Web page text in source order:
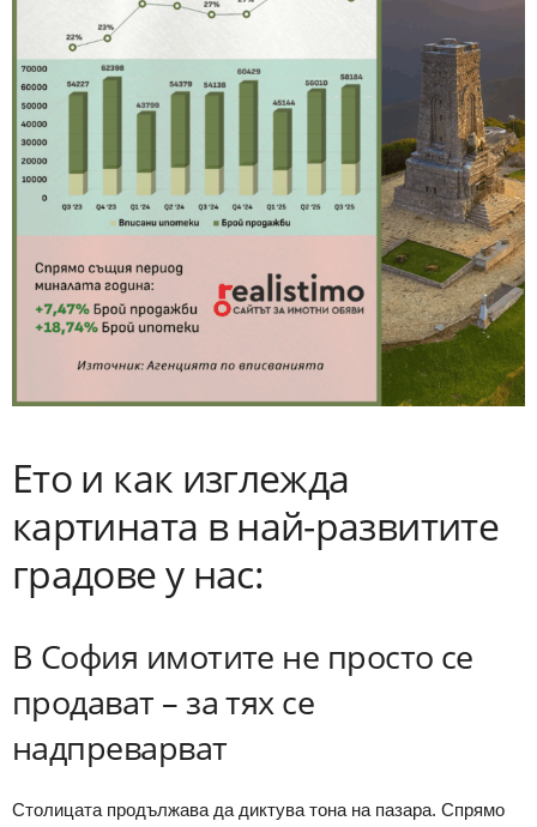
Ето и как изглежда
картината в най-развитите
градове у нас:
В София имотите не просто се
продават – за тях се
надпреварват
Столицата продължава да диктува тона на пазара. Спрямо